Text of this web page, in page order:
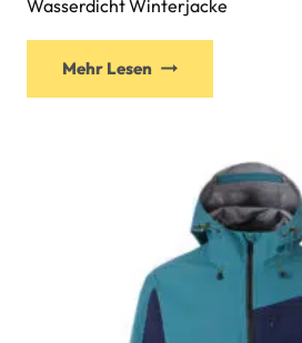
Wasserdicht Winterjacke
Mehr Lesen